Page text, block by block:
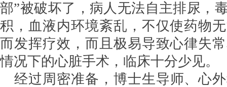
部”被破坏了，病人无法自主排尿，
积，血液内环境紊乱，不仅使药物
而发挥疗效，而且极易导致心律失
情况下的心脏手术，临床十分少见。
经过周密准备，博士生导师、心